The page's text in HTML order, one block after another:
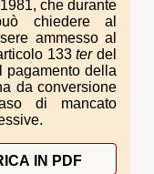
che durante
chiedere al
ammesso al
133terdel
pagamento della
da conversione
di mancato
IN PDF